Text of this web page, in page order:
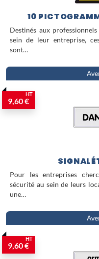
10
Destinés aux
sein de leur entreprise,
sont…
9,60 €
HT
Pour les entreprises
sécurité au sein de leurs
une…
9,60 €
HT